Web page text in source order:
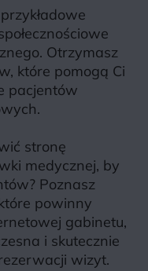
Otrzymasz
które pomogą Ci
pacjentów
stronę
medycznej, by
Poznasz
powinny
gabinetu,
i skutecznie
wizyt.